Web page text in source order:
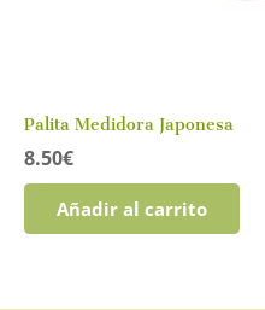
Palita Medidora Japonesa
8.50€
Añadir al carrito